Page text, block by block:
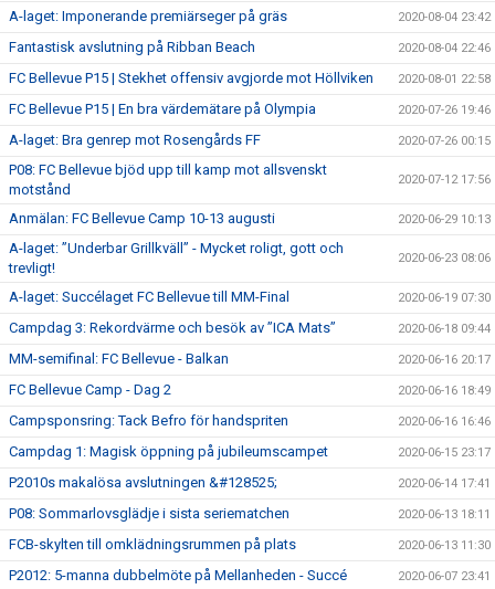
A-laget: Imponerande premiärseger på gräs 2020-08-04 23:42
Fantastisk avslutning på Ribban Beach 2020-08-04 22:46
FC Bellevue P15 | Stekhet offensiv avgjorde mot Höllviken 2020-08-01 22:58
FC Bellevue P15 | En bra värdemätare på Olympia 2020-07-26 19:46
A-laget: Bra genrep mot Rosengårds FF 2020-07-26 00:15
P08: FC Bellevue bjöd upp till kamp mot allsvenskt
motstånd
2020-07-12 17:56
Anmälan: FC Bellevue Camp 10-13 augusti 2020-06-29 10:13
A-laget: ”Underbar Grillkväll” - Mycket roligt, gott och
trevligt!
2020-06-23 08:06
A-laget: Succélaget FC Bellevue till MM-Final 2020-06-19 07:30
Campdag 3: Rekordvärme och besök av ”ICA Mats” 2020-06-18 09:44
MM-semifinal: FC Bellevue - Balkan 2020-06-16 20:17
FC Bellevue Camp - Dag 2 2020-06-16 18:49
Campsponsring: Tack Befro för handspriten 2020-06-16 16:46
Campdag 1: Magisk öppning på jubileumscampet 2020-06-15 23:17
P2010s makalösa avslutningen &#128525; 2020-06-14 17:41
P08: Sommarlovsglädje i sista seriematchen 2020-06-13 18:11
FCB-skylten till omklädningsrummen på plats 2020-06-13 11:30
P2012: 5-manna dubbelmöte på Mellanheden - Succé 2020-06-07 23:41